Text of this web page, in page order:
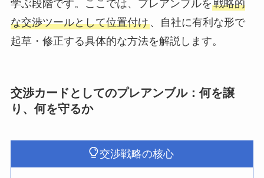
学ぶ段階です。ここでは、プレアンブルを戦略的
な交渉ツールとして位置付け、自社に有利な形で
起草・修正する具体的な方法を解説します。
交渉カードとしてのプレアンブル：何を譲
り、何を守るか
交渉戦略の核心